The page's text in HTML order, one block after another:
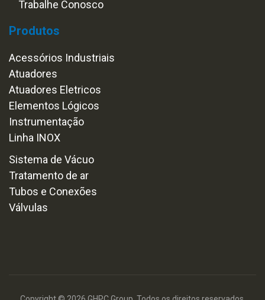
Trabalhe Conosco
Produtos
Acessórios Industriais
Atuadores
Atuadores Eletricos
Elementos Lógicos
Instrumentação
Linha INOX
Sistema de Vácuo
Tratamento de ar
Tubos e Conexões
Válvulas